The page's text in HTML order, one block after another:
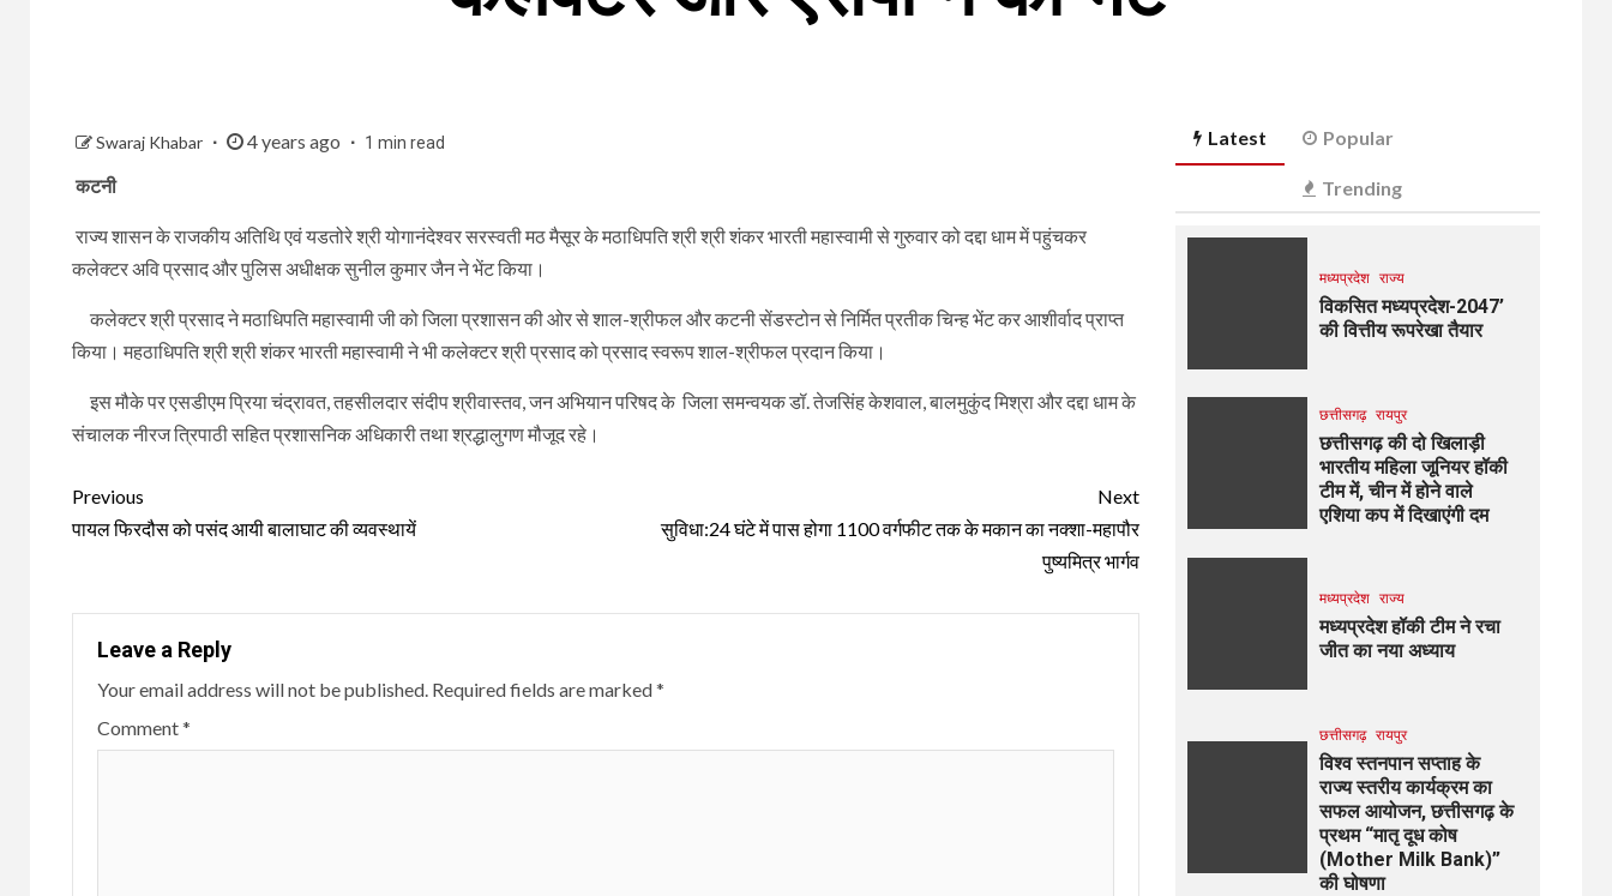
Swaraj Khabar 4 years ago 1 min read
कटनी
राज्य शासन के राजकीय अतिथि एवं यडतोरे श्री योगानंदेश्वर सरस्वती मठ मैसूर के मठाधिपति श्री श्री शंकर भारती महास्वामी से गुरुवार को दद्दा धाम में पहुंचकर
कलेक्टर अवि प्रसाद और पुलिस अधीक्षक सुनील कुमार जैन ने भेंट किया।
कलेक्टर श्री प्रसाद ने मठाधिपति महास्वामी जी को जिला प्रशासन की ओर से शाल-श्रीफल और कटनी सेंडस्टोन से निर्मित प्रतीक चिन्ह भेंट कर आशीर्वाद प्राप्त
किया। महठाधिपति श्री श्री शंकर भारती महास्वामी ने भी कलेक्टर श्री प्रसाद को प्रसाद स्वरूप शाल-श्रीफल प्रदान किया।
इस मौके पर एसडीएम प्रिया चंद्रावत, तहसीलदार संदीप श्रीवास्तव, जन अभियान परिषद के जिला समन्वयक डॉ. तेजसिंह केशवाल, बालमुकुंद मिश्रा और दद्दा धाम के
संचालक नीरज त्रिपाठी सहित प्रशासनिक अधिकारी तथा श्रद्धालुगण मौजूद रहे।
Continue
Reading
Previous
पायल फिरदौस को पसंद आयी बालाघाट की व्यवस्थायें
Next
सुविधा:24 घंटे में पास होगा 1100 वर्गफीट तक के मकान का नक्शा-महापौर
पुष्यमित्र भार्गव
Leave a Reply
Your email address will not be published. Required fields are marked*
Comment*
Latest Popular
Trending
मध्यप्रदेश राज्य
विकसित मध्यप्रदेश-2047’
की वित्तीय रूपरेखा तैयार
छत्तीसगढ़ रायपुर
छत्तीसगढ़ की दो खिलाड़ी
भारतीय महिला जूनियर हॉकी
टीम में, चीन में होने वाले
एशिया कप में दिखाएंगी दम
मध्यप्रदेश राज्य
मध्यप्रदेश हॉकी टीम ने रचा
जीत का नया अध्याय
छत्तीसगढ़ रायपुर
विश्व स्तनपान सप्ताह के
राज्य स्तरीय कार्यक्रम का
सफल आयोजन, छत्तीसगढ़ के
प्रथम “मातृ दूध कोष
(Mother Milk Bank)”
की घोषणा